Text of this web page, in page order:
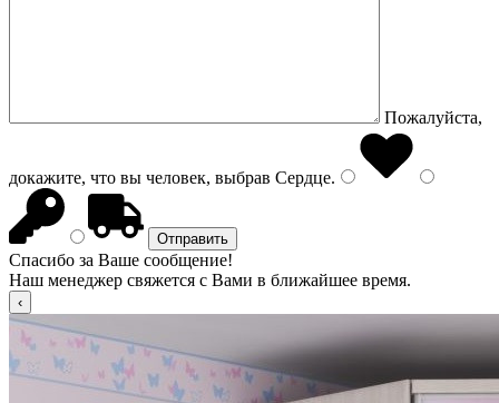
Пожалуйста,
докажите, что вы человек, выбрав Сердце.
Спасибо за Ваше сообщение!
Наш менеджер свяжется с Вами в ближайшее время.